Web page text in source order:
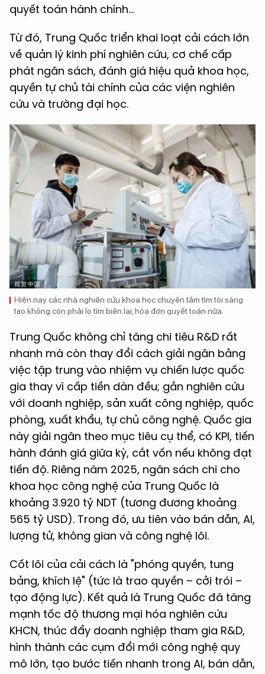
quyết toán hành chính…
Từ đó, Trung Quốc triển khai loạt cải cách lớn
về quản lý kinh phí nghiên cứu, cơ chế cấp
phát ngân sách, đánh giá hiệu quả khoa học,
quyền tự chủ tài chính của các viện nghiên
cứu và trường đại học.
Hiện nay các nhà nghiên cứu khoa học chuyên tâm tìm tòi sáng
tạo không còn phải lo tìm biên lai, hóa đơn quyết toán nữa.
Trung Quốc không chỉ tăng chi tiêu R&D rất
nhanh mà còn thay đổi cách giải ngân bằng
việc tập trung vào nhiệm vụ chiến lược quốc
gia thay vì cấp tiền dàn đều; gắn nghiên cứu
với doanh nghiệp, sản xuất công nghiệp, quốc
phòng, xuất khẩu, tự chủ công nghệ. Quốc gia
này giải ngân theo mục tiêu cụ thể, có KPI, tiến
hành đánh giá giữa kỳ, cắt vốn nếu không đạt
tiến độ. Riêng năm 2025, ngân sách chi cho
khoa học công nghệ của Trung Quốc là
khoảng 3.920 tỷ NDT (tương đương khoảng
565 tỷ USD). Trong đó, ưu tiên vào bán dẫn, AI,
lượng tử, không gian và công nghệ lõi.
Cốt lõi của cải cách là "phóng quyền, tung
bảng, khích lệ" (tức là trao quyền – cởi trói –
tạo động lực). Kết quả là Trung Quốc đã tăng
mạnh tốc độ thương mại hóa nghiên cứu
KHCN, thúc đẩy doanh nghiệp tham gia R&D,
hình thành các cụm đổi mới công nghệ quy
mô lớn, tạo bước tiến nhanh trong AI, bán dẫn,